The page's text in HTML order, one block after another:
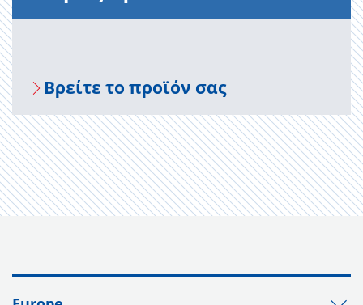
Βρείτε το προϊόν σας